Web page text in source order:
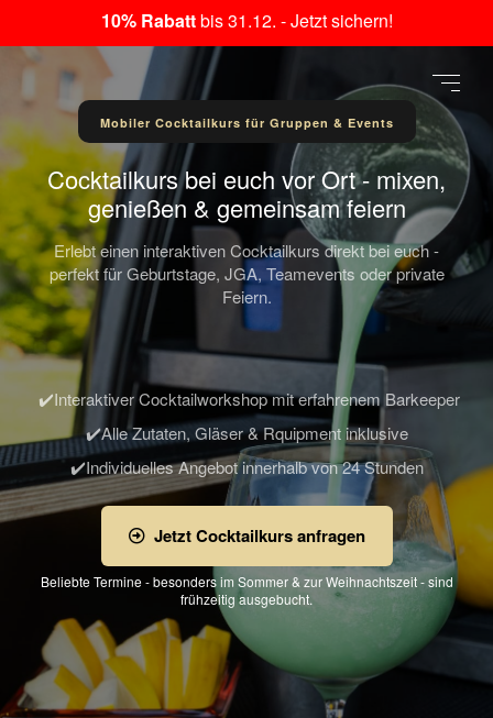
10% Rabattbis 31.12. - Jetzt sichern!
Mobiler Cocktailkurs für Gruppen & Events
Cocktailkurs bei euch vor Ort - mixen,
genießen & gemeinsam feiern
Erlebt einen interaktiven Cocktailkurs direkt bei euch -
perfekt für Geburtstage, JGA, Teamevents oder private
Feiern.
✔️Interaktiver Cocktailworkshop mit erfahrenem Barkeeper
✔️Alle Zutaten, Gläser & Rquipment inklusive
✔️Individuelles Angebot innerhalb von 24 Stunden
Jetzt Cocktailkurs anfragen
Beliebte Termine - besonders im Sommer & zur Weihnachtszeit - sind
frühzeitig ausgebucht.